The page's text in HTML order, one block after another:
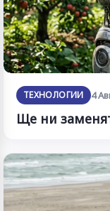
ТЕХНОЛОГИИ 4
Ще ни